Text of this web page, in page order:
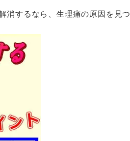
消するなら、生理痛の原因を見つ